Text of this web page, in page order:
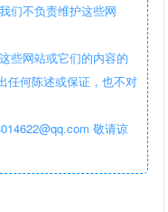
们不负责维护这些网
些网站或它们的内容的
任何陈述或保证，也不对
敬请谅